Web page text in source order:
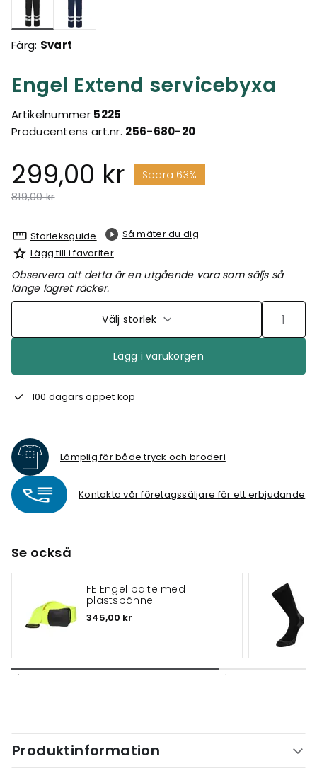
Engel Extend servicebyxa
Artikelnummer 5225
Producentens art.nr. 256-680-20
299,00 kr
Spara 63%
Pris nedsatt från
819,00 krtill
Valda
Färg: Svart
Storleksguide
Så mäter du dig
Lägg till i favoriter
Observera att detta är en utgående vara som säljs så
länge lagret räcker.
Välj storlek
Lägg i varukorgen
100 dagars öppet köp
Lämplig för både tryck och broderi
Kontakta vår företagssäljare för ett erbjudande
Se också
FE Engel bälte med
plastspänne
345,00 kr
Produktinformation